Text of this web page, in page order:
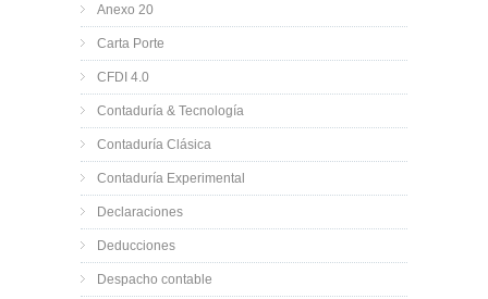
Anexo 20
Carta Porte
CFDI 4.0
Contaduría & Tecnología
Contaduría Clásica
Contaduría Experimental
Declaraciones
Deducciones
Despacho contable